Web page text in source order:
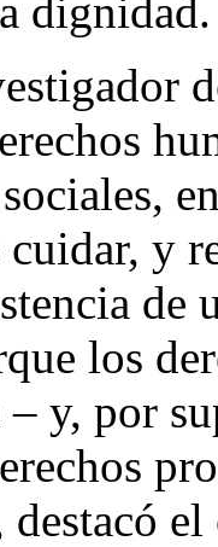
dignidad.
cuidar, y
de
los
y, por